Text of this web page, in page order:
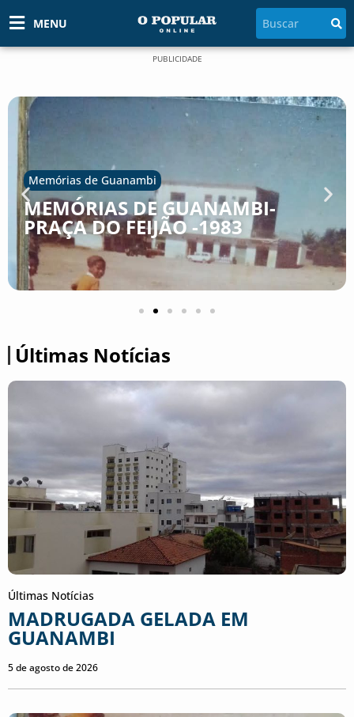
MENU
PUBLICIDADE
Falecimento
MORRE EM GUANAMBI, AOS 80
ANOS, EMÍLIO NOGUEIRA
MAGALHÃES
Últimas Notícias
Últimas Notícias
MADRUGADA GELADA EM
GUANAMBI
5 de agosto de 2026